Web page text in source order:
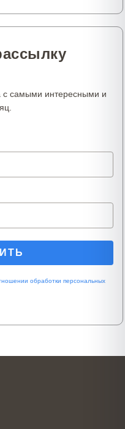
с самыми интересными и
обработки персональных